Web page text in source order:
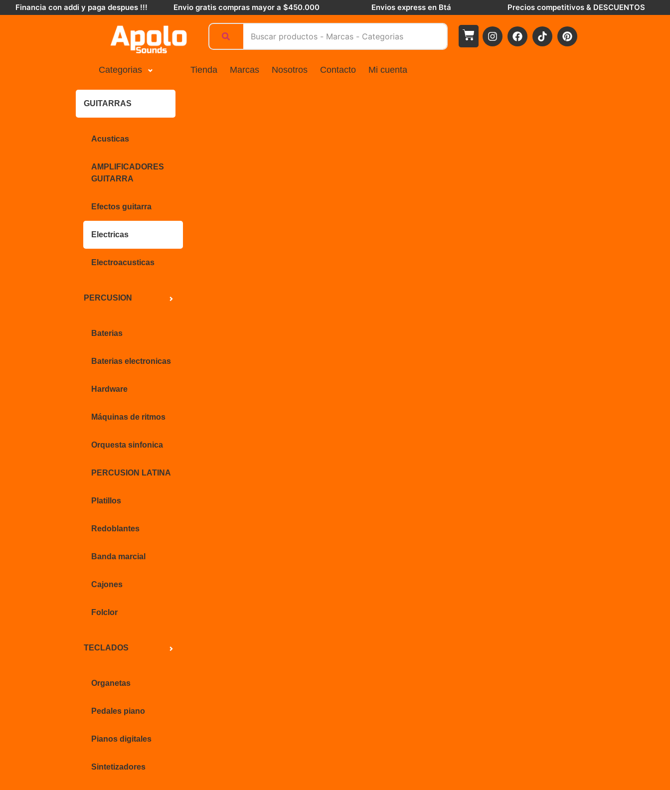
Financia con addi y paga despues !!! Envio gratis compras mayor a $450.000 Envios express en Btá Precios competitivos & DESCUENTOS
Categorias
GUITARRAS
Acusticas
AMPLIFICADORES
GUITARRA
Efectos guitarra
Electricas
Electroacusticas
PERCUSION
Baterias
Baterias electronicas
Hardware
Máquinas de ritmos
Orquesta sinfonica
PERCUSION LATINA
Platillos
Redoblantes
Banda marcial
Cajones
Folclor
TECLADOS
Organetas
Pedales piano
Pianos digitales
Sintetizadores
Tienda Marcas Nosotros Contacto Mi cuenta